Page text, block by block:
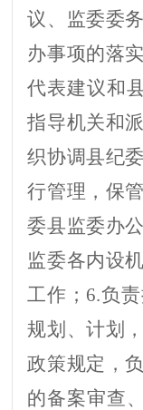
议、监委委
办事项的落
代表建议和
指导机关和
织协调县纪
行管理，保
委县监委办
监委各内设
工作 ； 6.负
规划、计划
政策规定，
的备案审查